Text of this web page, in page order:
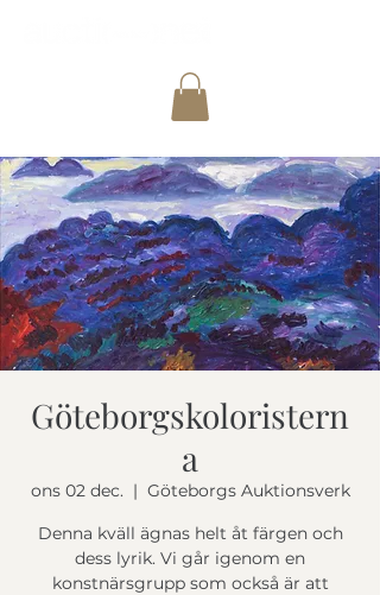
Göteborgskoloristern
a
ons 02 dec.
  |
Göteborgs Auktionsverk
Denna kväll ägnas helt åt färgen och
dess lyrik. Vi går igenom en
konstnärsgrupp som också är att